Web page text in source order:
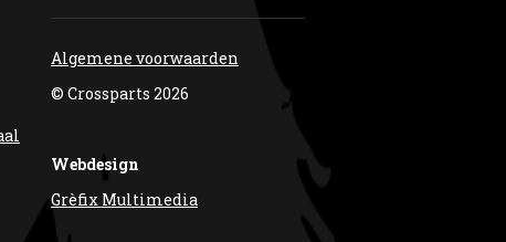
Algemene voorwaarden
© Crossparts 2026
Webdesign
Grèfix Multimedia